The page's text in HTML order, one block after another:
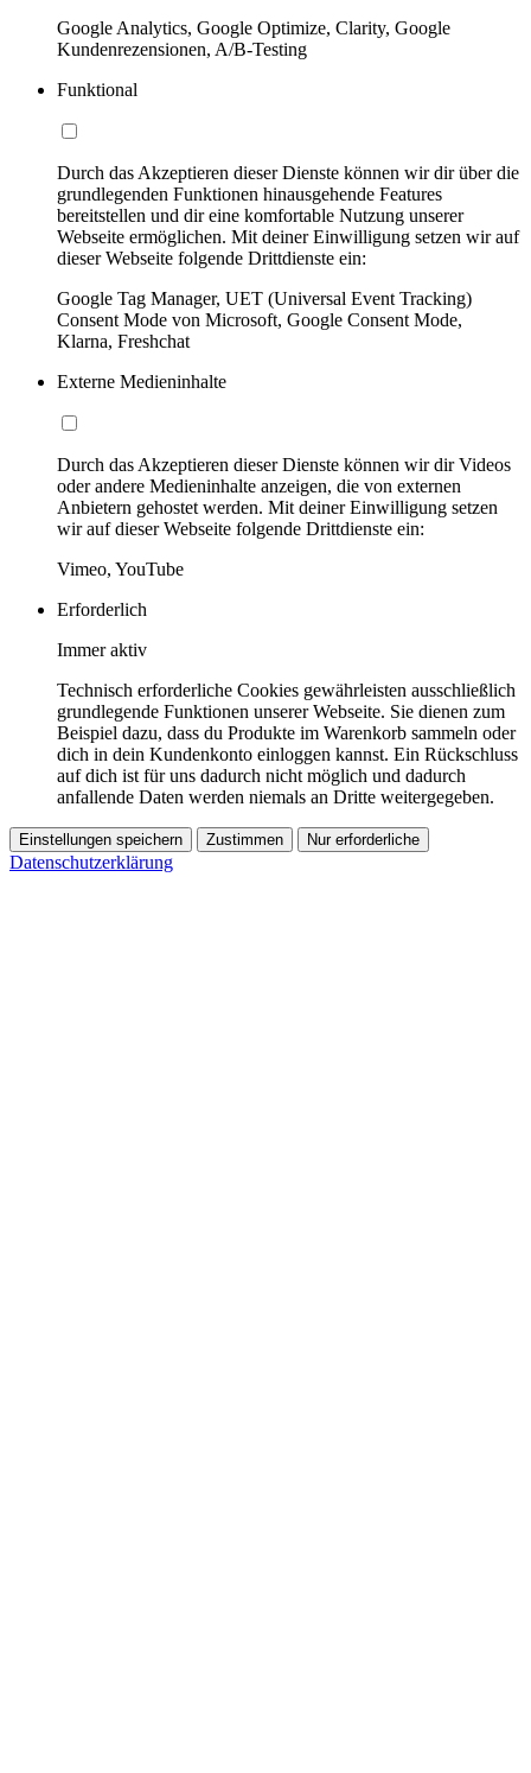
Google Analytics, Google Optimize, Clarity, Google
Kundenrezensionen, A/B-Testing
Funktional
Durch das Akzeptieren dieser Dienste können wir dir über die
grundlegenden Funktionen hinausgehende Features
bereitstellen und dir eine komfortable Nutzung unserer
Webseite ermöglichen. Mit deiner Einwilligung setzen wir auf
dieser Webseite folgende Drittdienste ein:
Google Tag Manager, UET (Universal Event Tracking)
Consent Mode von Microsoft, Google Consent Mode,
Klarna, Freshchat
Externe Medieninhalte
Durch das Akzeptieren dieser Dienste können wir dir Videos
oder andere Medieninhalte anzeigen, die von externen
Anbietern gehostet werden. Mit deiner Einwilligung setzen
wir auf dieser Webseite folgende Drittdienste ein:
Vimeo, YouTube
Erforderlich
Immer aktiv
Technisch erforderliche Cookies gewährleisten ausschließlich
grundlegende Funktionen unserer Webseite. Sie dienen zum
Beispiel dazu, dass du Produkte im Warenkorb sammeln oder
dich in dein Kundenkonto einloggen kannst. Ein Rückschluss
auf dich ist für uns dadurch nicht möglich und dadurch
anfallende Daten werden niemals an Dritte weitergegeben.
Einstellungen speichern Zustimmen Nur erforderliche
Datenschutzerklärung